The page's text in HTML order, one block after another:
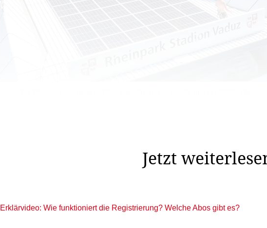
Jetzt
Erklärvideo: Wie funktioniert die Registrierung? Welche Abos gibt es?